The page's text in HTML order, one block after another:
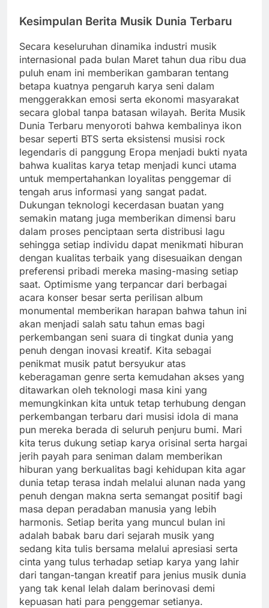
Kesimpulan Berita Musik Dunia Terbaru
Secara keseluruhan dinamika industri musik
internasional pada bulan Maret tahun dua ribu dua
puluh enam ini memberikan gambaran tentang
betapa kuatnya pengaruh karya seni dalam
menggerakkan emosi serta ekonomi masyarakat
secara global tanpa batasan wilayah. Berita Musik
Dunia Terbaru menyoroti bahwa kembalinya ikon
besar seperti BTS serta eksistensi musisi rock
legendaris di panggung Eropa menjadi bukti nyata
bahwa kualitas karya tetap menjadi kunci utama
untuk mempertahankan loyalitas penggemar di
tengah arus informasi yang sangat padat.
Dukungan teknologi kecerdasan buatan yang
semakin matang juga memberikan dimensi baru
dalam proses penciptaan serta distribusi lagu
sehingga setiap individu dapat menikmati hiburan
dengan kualitas terbaik yang disesuaikan dengan
preferensi pribadi mereka masing-masing setiap
saat. Optimisme yang terpancar dari berbagai
acara konser besar serta perilisan album
monumental memberikan harapan bahwa tahun ini
akan menjadi salah satu tahun emas bagi
perkembangan seni suara di tingkat dunia yang
penuh dengan inovasi kreatif. Kita sebagai
penikmat musik patut bersyukur atas
keberagaman genre serta kemudahan akses yang
ditawarkan oleh teknologi masa kini yang
memungkinkan kita untuk tetap terhubung dengan
perkembangan terbaru dari musisi idola di mana
pun mereka berada di seluruh penjuru bumi. Mari
kita terus dukung setiap karya orisinal serta hargai
jerih payah para seniman dalam memberikan
hiburan yang berkualitas bagi kehidupan kita agar
dunia tetap terasa indah melalui alunan nada yang
penuh dengan makna serta semangat positif bagi
masa depan peradaban manusia yang lebih
harmonis. Setiap berita yang muncul bulan ini
adalah babak baru dari sejarah musik yang
sedang kita tulis bersama melalui apresiasi serta
cinta yang tulus terhadap setiap karya yang lahir
dari tangan-tangan kreatif para jenius musik dunia
yang tak kenal lelah dalam berinovasi demi
kepuasan hati para penggemar setianya.